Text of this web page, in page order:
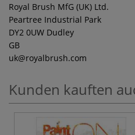
Royal Brush MfG (UK) Ltd.
Peartree Industrial Park
DY2 0UW Dudley
GB
uk@royalbrush.com
Kunden kauften